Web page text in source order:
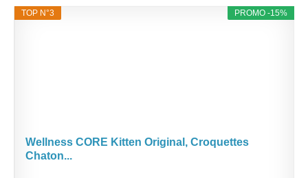
PROMO -15%
TOP N°3
Wellness CORE Kitten Original, Croquettes
Chaton...